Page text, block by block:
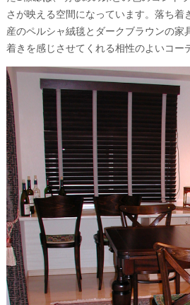
さが映える空間になっています。落ち着
産のペルシャ絨毯とダークブラウンの家
着きを感じさせてくれる相性のよいコー